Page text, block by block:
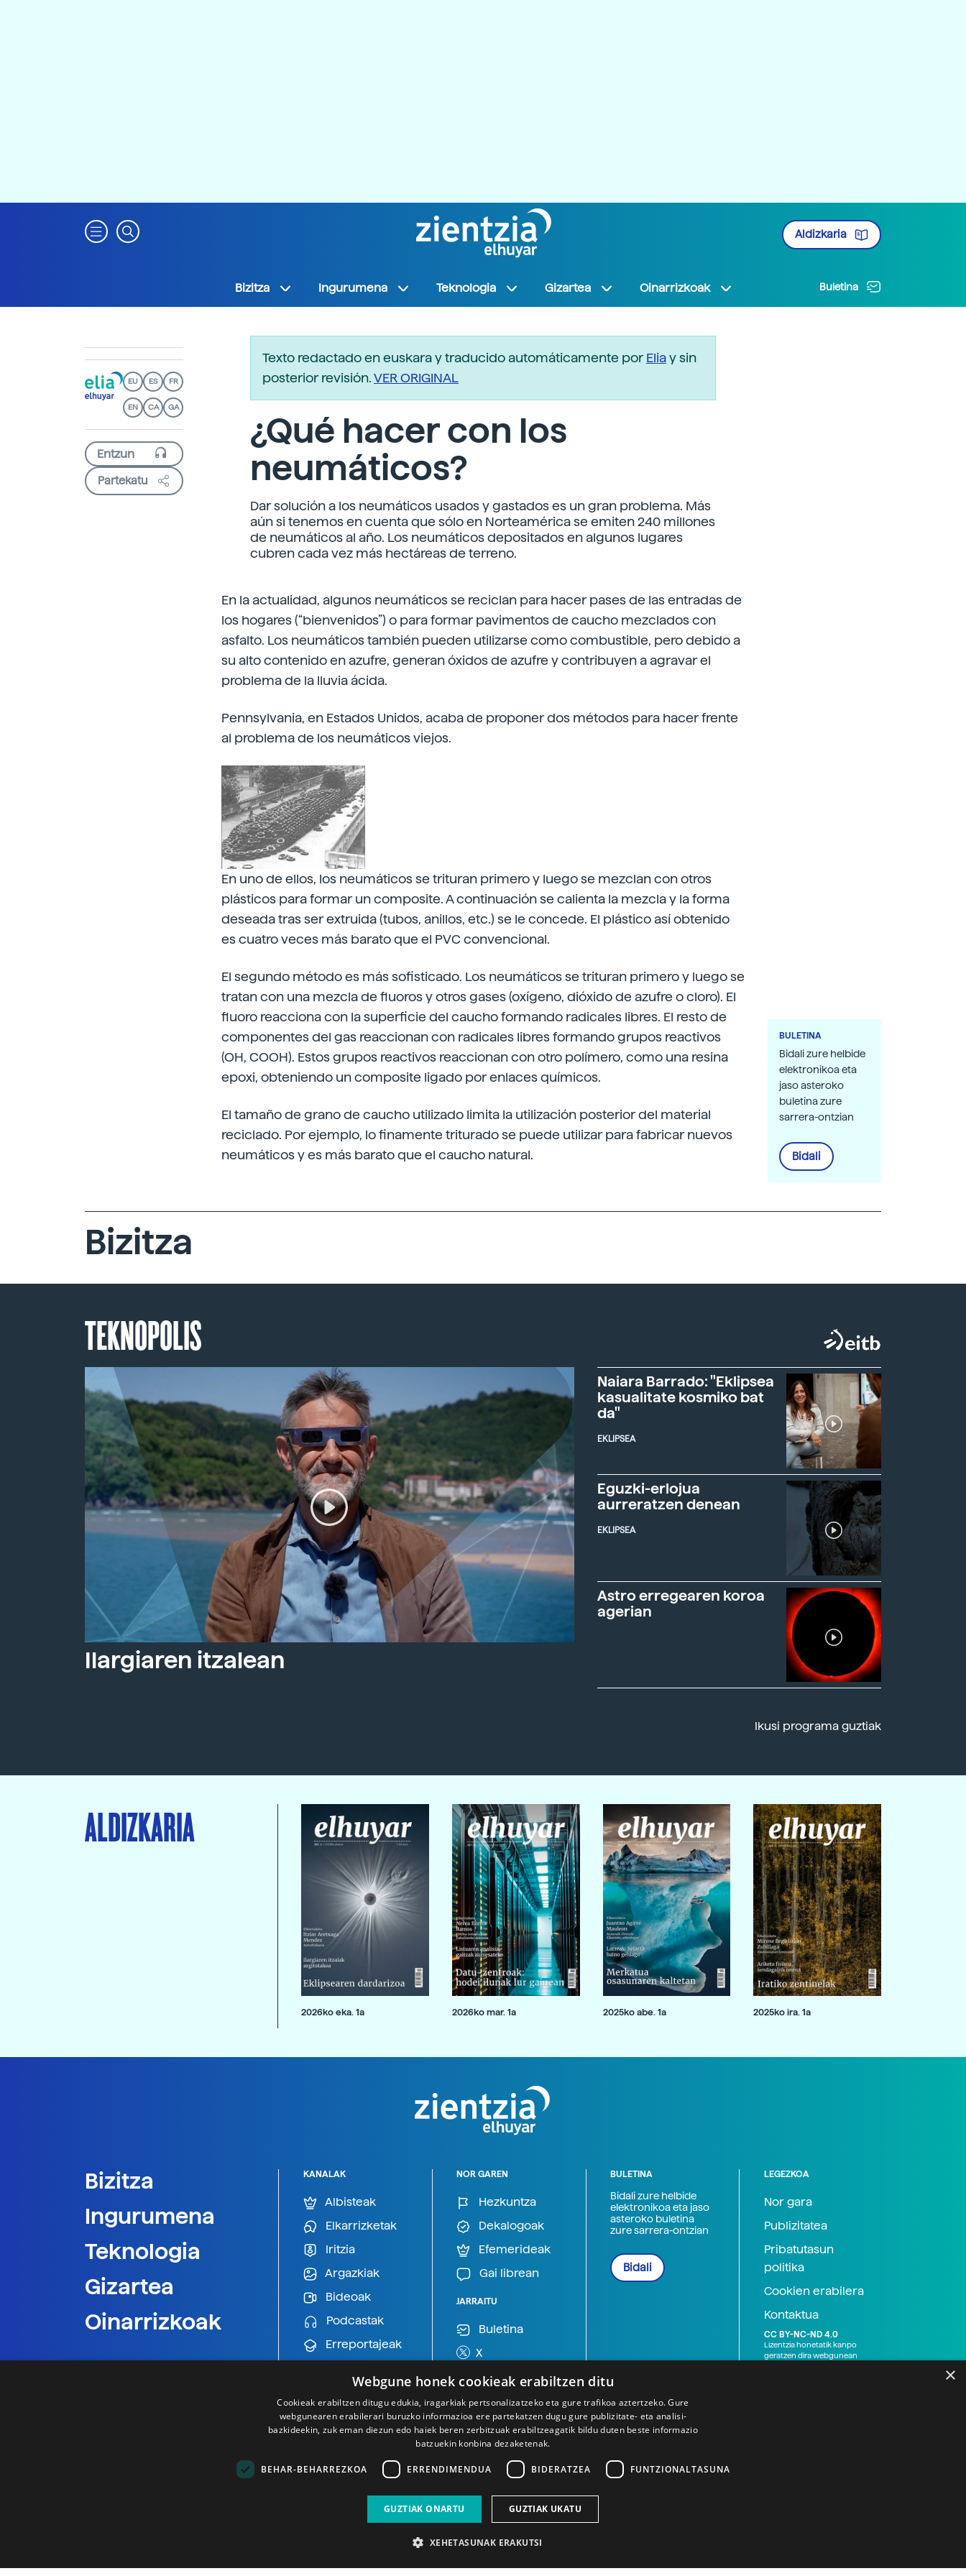
Aldizkaria
Bizitza Ingurumena Teknologia Gizartea Oinarrizkoak Buletina
EU ES FR
EN CA GA
Partekatu
Texto redactado en euskara y traducido automáticamente porEliay sin
posterior revisión.VER ORIGINAL
¿Qué hacer con los
neumáticos?
Dar solución a los neumáticos usados y gastados es un gran problema. Más
aún si tenemos en cuenta que sólo en Norteamérica se emiten 240 millones
de neumáticos al año. Los neumáticos depositados en algunos lugares
cubren cada vez más hectáreas de terreno.
En la actualidad, algunos neumáticos se reciclan para hacer pases de las entradas de
los hogares (“bienvenidos”) o para formar pavimentos de caucho mezclados con
asfalto. Los neumáticos también pueden utilizarse como combustible, pero debido a
su alto contenido en azufre, generan óxidos de azufre y contribuyen a agravar el
problema de la lluvia ácida.
Pennsylvania, en Estados Unidos, acaba de proponer dos métodos para hacer frente
al problema de los neumáticos viejos.
En uno de ellos, los neumáticos se trituran primero y luego se mezclan con otros
plásticos para formar un composite. A continuación se calienta la mezcla y la forma
deseada tras ser extruida (tubos, anillos, etc.) se le concede. El plástico así obtenido
es cuatro veces más barato que el PVC convencional.
El segundo método es más sofisticado. Los neumáticos se trituran primero y luego se
tratan con una mezcla de fluoros y otros gases (oxígeno, dióxido de azufre o cloro). El
fluoro reacciona con la superficie del caucho formando radicales libres. El resto de
componentes del gas reaccionan con radicales libres formando grupos reactivos
(OH, COOH). Estos grupos reactivos reaccionan con otro polímero, como una resina
epoxi, obteniendo un composite ligado por enlaces químicos.
El tamaño de grano de caucho utilizado limita la utilización posterior del material
reciclado. Por ejemplo, lo finamente triturado se puede utilizar para fabricar nuevos
neumáticos y es más barato que el caucho natural.
BULETINA
Bidali zure helbide
elektronikoa eta
jaso asteroko
buletina zure
sarrera-ontzian
Bidali
Bizitza
TEKNOPOLIS
Ilargiaren itzalean
Naiara Barrado: "Eklipsea
kasualitate kosmiko bat
da"
EKLIPSEA
Eguzki-erlojua
aurreratzen denean
EKLIPSEA
Astro erregearen koroa
agerian
Ikusi programa guztiak
ALDIZKARIA
2026ko eka. 1a 2026ko mar. 1a 2025ko abe. 1a 2025ko ira. 1a
Bizitza
Ingurumena
Teknologia
Gizartea
Oinarrizkoak
KANALAK
Albisteak
Elkarrizketak
Iritzia
Argazkiak
Bideoak
Podcastak
Erreportajeak
NOR GAREN
Hezkuntza
Dekalogoak
Efemerideak
Gai librean
JARRAITU
Buletina
X
BlueSky
Mastodon
Telegram
BULETINA
Bidali zure helbide
elektronikoa eta jaso
asteroko buletina
zure sarrera-ontzian
Bidali
LEGEZKOA
Nor gara
Publizitatea
Pribatutasun
politika
Cookien erabilera
Kontaktua
CC BY-NC-ND 4.0
Lizentzia honetatik kanpo
geratzen dira webgunean
×
Webgune honek cookieak erabiltzen ditu
Cookieak erabiltzen ditugu edukia, iragarkiak pertsonalizatzeko eta gure trafikoa aztertzeko. Gure
webgunearen erabilerari buruzko informazioa ere partekatzen dugu gure publizitate- eta analisi-
bazkideekin, zuk eman diezun edo haiek beren zerbitzuak erabiltzeagatik bildu duten beste informazio
batzuekin konbina dezaketenak.
BEHAR-BEHARREZKOA ERRENDIMENDUA BIDERATZEA FUNTZIONALTASUNA
GUZTIAK ONARTU GUZTIAK UKATU
XEHETASUNAK ERAKUTSI